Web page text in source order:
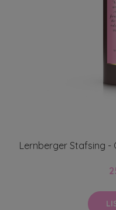
Lernberger Stafsing -